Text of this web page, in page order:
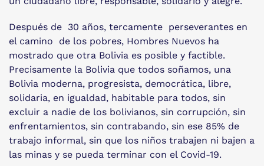
Después de 30 años, tercamente perseverantes en
el camino de los pobres, Hombres Nuevos ha
mostrado que otra Bolivia es posible y factible.
Precisamente la Bolivia que todos soñamos, una
Bolivia moderna, progresista, democrática, libre,
solidaria, en igualdad, habitable para todos, sin
excluir a nadie de los bolivianos, sin corrupción, sin
enfrentamientos, sin contrabando, sin ese 85% de
trabajo informal, sin que los niños trabajen ni bajen a
las minas y se pueda terminar con el Covid-19.